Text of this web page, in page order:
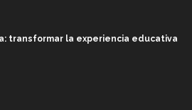
transformar la experiencia educativa